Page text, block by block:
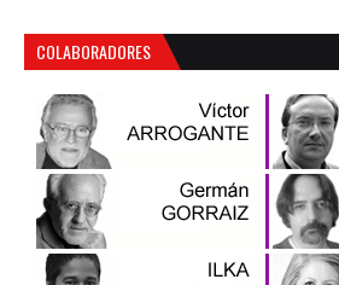
COLABORADORES